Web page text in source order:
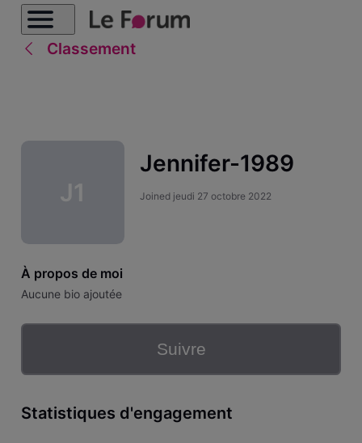
Classement
J1
Jennifer-1989
Joined jeudi 27 octobre 2022
À propos de moi
Aucune bio ajoutée
Suivre
Statistiques d'engagement